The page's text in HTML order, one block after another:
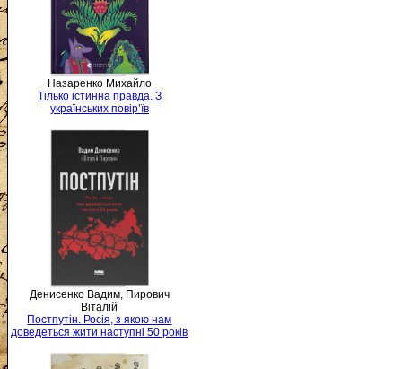
Назаренко Михайло
Тілько істинна правда. З
українських повір’їв
Денисенко Вадим, Пирович
Віталій
Постпутін. Росія, з якою нам
доведеться жити наступні 50 років